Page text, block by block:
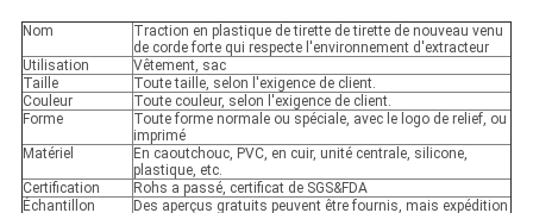
Nom
Traction en plastique de tirette de tirette de nouveau venu
de corde forte qui respecte l'environnement d'extracteur
Utilisation
Vêtement, sac
Taille
Toute taille, selon l'exigence de client.
Couleur
Toute couleur, selon l'exigence de client.
Forme
Toute forme normale ou spéciale, avec le logo de relief, ou
imprimé
Matériel
En caoutchouc, PVC, en cuir, unité centrale, silicone,
plastique, etc.
Certification
Rohs a passé, certificat de SGS&FDA
Échantillon
Des aperçus gratuits peuvent être fournis, mais expédition